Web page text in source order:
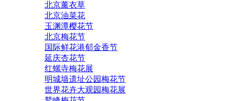
北京薰衣草
北京油菜花
玉渊潭樱花节
北京梅花节
国际鲜花港郁金香节
延庆杏花节
红螺寺梅花展
明城墙遗址公园梅花节
世界花卉大观园梅花展